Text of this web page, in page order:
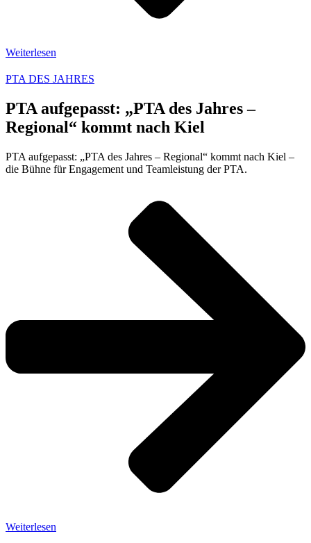
Weiterlesen
PTA DES JAHRES
PTA aufgepasst: „PTA des Jahres –
Regional“ kommt nach Kiel
PTA aufgepasst: „PTA des Jahres – Regional“ kommt nach Kiel –
die Bühne für Engagement und Teamleistung der PTA.
Weiterlesen